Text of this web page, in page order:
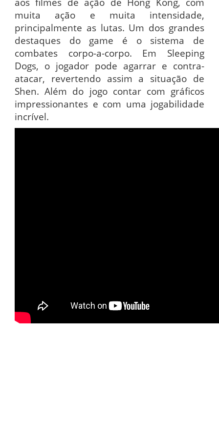
muita ação e muita intensidade,
principalmente as lutas. Um dos grandes
destaques do game é o sistema de
combates corpo-a-corpo. Em Sleeping
Dogs, o jogador pode agarrar e contra-
atacar, revertendo assim a situação de
Shen. Além do jogo contar com gráficos
impressionantes e com uma jogabilidade
incrível.